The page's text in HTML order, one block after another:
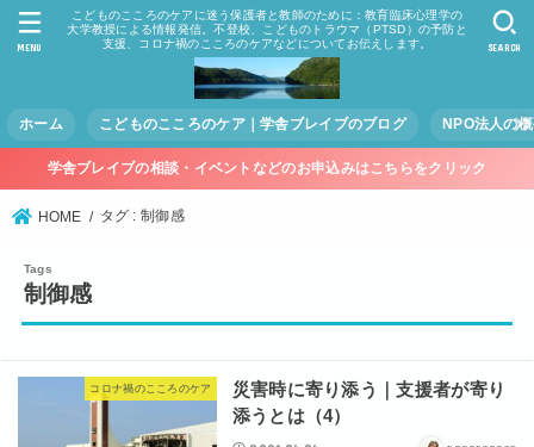
こどものこころのケアに迷う保護者と教師のために：教育臨床心理学の
大学教授による情報発信。不登校、こどものトラウマ（PTSD）の予防と
支援、コロナ禍のこころのケアなどについてお伝えします。
ホーム こどものこころのケア｜学舎ブレイブのブログ NPO法人の
SEARCH
MENU
学舎ブレイブの相談・イベントなどのお申込みはこちらをクリック
HOME タグ : 制御感
制御感
コロナ禍のこころのケア
災害時に寄り添う｜支援者が寄り
添うとは（4）